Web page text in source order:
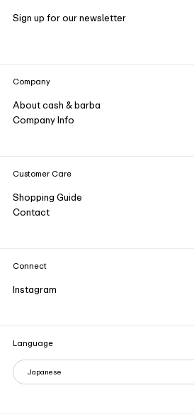
Sign up for our newsletter
Company
About cash & barba
Company Info
Customer Care
Shopping Guide
Contact
Connect
Instagram
Language
Japanese